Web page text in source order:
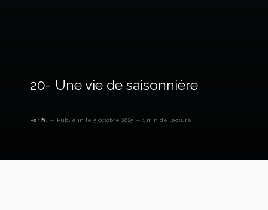
20- Une vie de saisonnière
Par N. Publié in le 5 octobre 2025 1 min de lecture